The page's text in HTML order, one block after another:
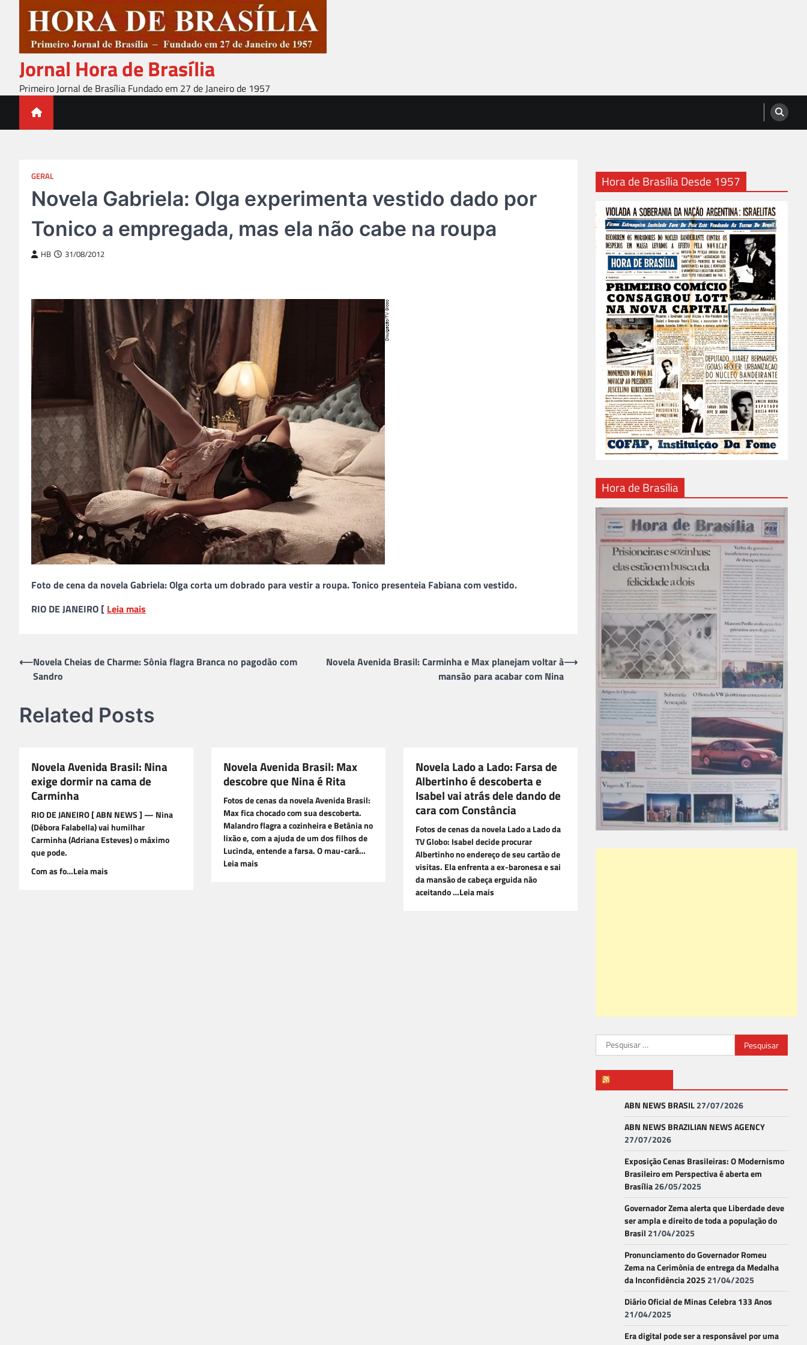
content
Jornal Hora de Brasília
Primeiro Jornal de Brasília Fundado em 27 de Janeiro de 1957
GERAL
Novela Gabriela: Olga experimenta vestido dado por
Tonico a empregada, mas ela não cabe na roupa
HB 31/08/2012
Foto de cena da novela Gabriela: Olga corta um dobrado para vestir a roupa. Tonico presenteia Fabiana com vestido.
RIO DE JANEIRO [ Leia mais
Navegação
⟵Novela Cheias de Charme: Sônia flagra Branca no pagodão com
Sandro
Novela Avenida Brasil: Carminha e Max planejam voltar à
mansão para acabar com Nina
⟶
Related Posts
Novela Avenida Brasil: Nina
exige dormir na cama de
Carminha
RIO DE JANEIRO [ ABN NEWS ] — Nina
(Débora Falabella) vai humilhar
Carminha (Adriana Esteves) o máximo
que pode.
Com as fo…Leia mais
Novela Avenida Brasil: Max
descobre que Nina é Rita
Fotos de cenas da novela Avenida Brasil:
Max fica chocado com sua descoberta.
Malandro flagra a cozinheira e Betânia no
lixão e, com a ajuda de um dos filhos de
Lucinda, entende a farsa. O mau-cará…
Leia mais
Novela Lado a Lado: Farsa de
Albertinho é descoberta e
Isabel vai atrás dele dando de
cara com Constância
Fotos de cenas da novela Lado a Lado da
TV Globo: Isabel decide procurar
Albertinho no endereço de seu cartão de
visitas. Ela enfrenta a ex-baronesa e sai
da mansão de cabeça erguida não
aceitando …Leia mais
Hora de Brasília Desde 1957
Hora de Brasília
Pesquisar
por:
ABN NEWS BRASIL27/07/2026
ABN NEWS BRAZILIAN NEWS AGENCY
27/07/2026
Exposição Cenas Brasileiras: O Modernismo
Brasileiro em Perspectiva é aberta em
Brasília26/05/2025
Governador Zema alerta que Liberdade deve
ser ampla e direito de toda a população do
Brasil 21/04/2025
Pronunciamento do Governador Romeu
Zema na Cerimônia de entrega da Medalha
da Inconfidência 2025 21/04/2025
Diário Oficial de Minas Celebra 133 Anos
21/04/2025
Era digital pode ser a responsável por uma